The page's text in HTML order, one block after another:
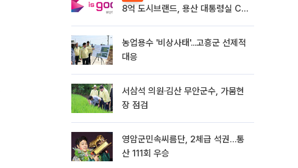
8억 도시브랜드, 용산 대통령실 CI
농업용수 '비상사태'...고흥군 선제적
대응
서삼석 의원·김산 무안군수, 가뭄현
장 점검
영암군민속씨름단, 2체급 석권…통
산 111회 우승